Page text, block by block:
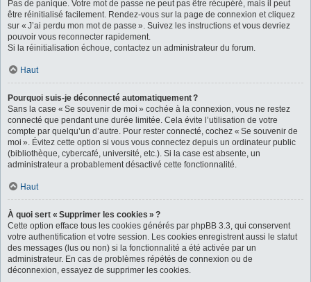
Pas de panique. Votre mot de passe ne peut pas être récupéré, mais il peut
être réinitialisé facilement. Rendez-vous sur la page de connexion et cliquez
sur « J’ai perdu mon mot de passe ». Suivez les instructions et vous devriez
pouvoir vous reconnecter rapidement.
Si la réinitialisation échoue, contactez un administrateur du forum.
Haut
Pourquoi suis-je déconnecté automatiquement ?
Sans la case « Se souvenir de moi » cochée à la connexion, vous ne restez
connecté que pendant une durée limitée. Cela évite l’utilisation de votre
compte par quelqu’un d’autre. Pour rester connecté, cochez « Se souvenir de
moi ». Évitez cette option si vous vous connectez depuis un ordinateur public
(bibliothèque, cybercafé, université, etc.). Si la case est absente, un
administrateur a probablement désactivé cette fonctionnalité.
Haut
À quoi sert « Supprimer les cookies » ?
Cette option efface tous les cookies générés par phpBB 3.3, qui conservent
votre authentification et votre session. Les cookies enregistrent aussi le statut
des messages (lus ou non) si la fonctionnalité a été activée par un
administrateur. En cas de problèmes répétés de connexion ou de
déconnexion, essayez de supprimer les cookies.